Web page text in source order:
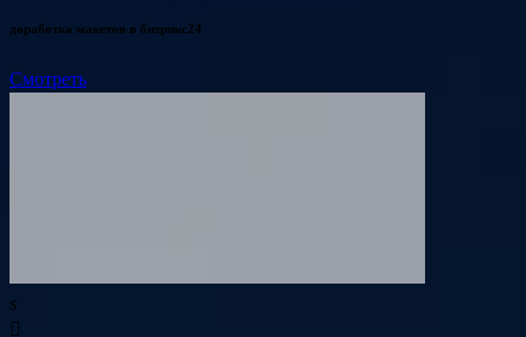
доработка макетов в битрикс24
Смотреть